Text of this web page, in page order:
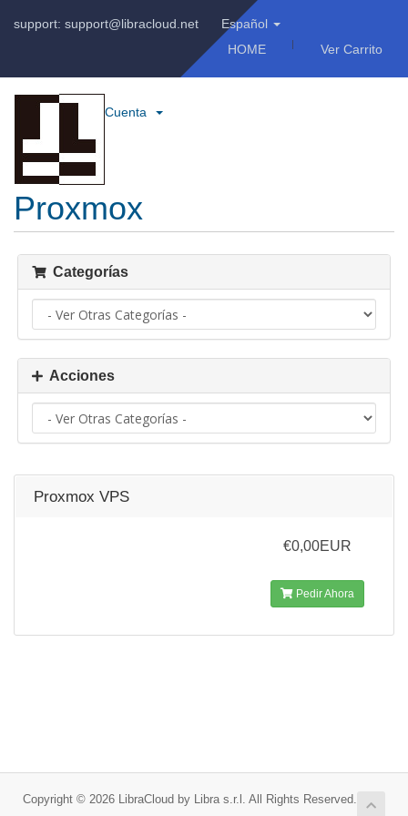
support: support@libracloud.net
Español
HOME
Ver Carrito
Cuenta
Proxmox
Categorías
Acciones
Proxmox VPS
€0,00EUR
Pedir Ahora
Copyright © 2026 LibraCloud by Libra s.r.l. All Rights Reserved.